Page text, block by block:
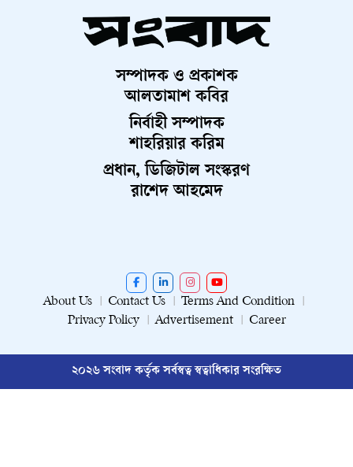
সম্পাদক ও প্রকাশক
আলতামাশ কবির
নির্বাহী সম্পাদক
শাহরিয়ার করিম
প্রধান, ডিজিটাল সংস্করণ
রাশেদ আহমেদ
About Us Contact Us
Terms And Condition
Privacy Policy
Advertisement Career
২০২৬ সংবাদ কর্তৃক সর্বস্বত্ব স্বত্বাধিকার সংরক্ষিত